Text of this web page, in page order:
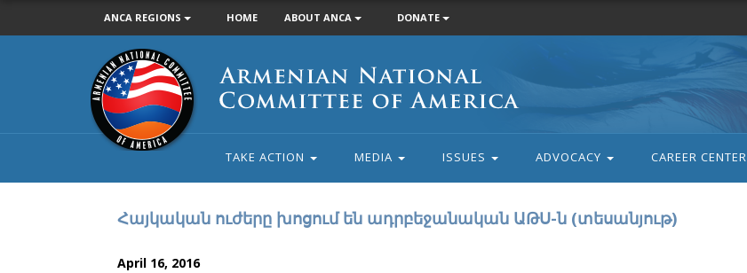
ANCA REGIONS HOME ABOUT ANCA DONATE
Armenian
National
Committee
of
America
TAKE ACTION MEDIA ISSUES ADVOCACY CAREER CENTER
Հայկական ուժերը խոցում են ադրբեջանական ԱԹՍ-ն (տեսանյութ)
April 16, 2016